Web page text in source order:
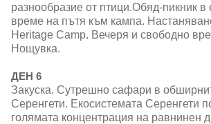
разнообразие от птици.Обяд-пикник в
време на пътя към кампа.
Heritage Camp. Вечеря и свободно
Нощувка.
ДЕН 6
Закуска. Сутрешно сафари в
Серенгети. Екосистемата Серенгети
голямата концентрация на равнинен